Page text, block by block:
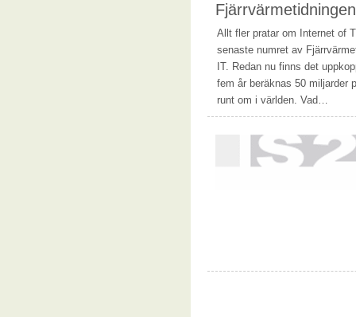
Allt fler pratar om Internet of
senaste numret av
IT. Redan nu finns det
fem år beräknas 50 miljarder
runt om i världen. Vad…